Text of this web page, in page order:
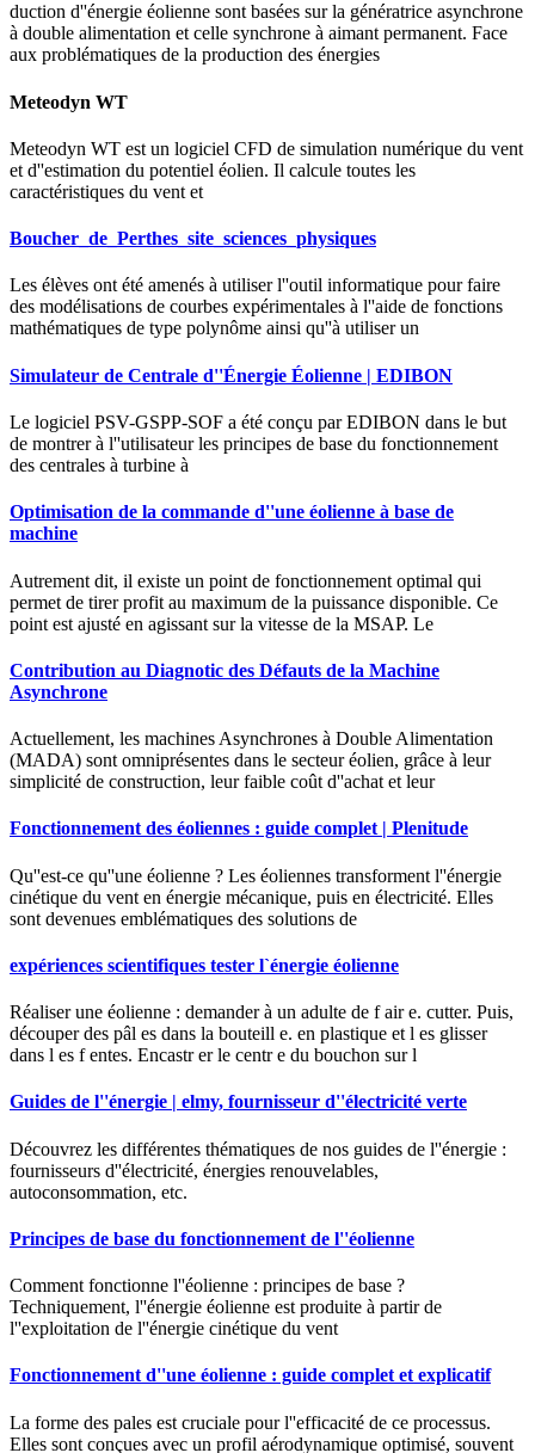
duction d''énergie éolienne sont basées sur la génératrice asynchrone
à double alimentation et celle synchrone à aimant permanent. Face
aux problématiques de la production des énergies
Meteodyn WT
Meteodyn WT est un logiciel CFD de simulation numérique du vent
et d''estimation du potentiel éolien. Il calcule toutes les
caractéristiques du vent et
Boucher_de_Perthes_site_sciences_physiques
Les élèves ont été amenés à utiliser l''outil informatique pour faire
des modélisations de courbes expérimentales à l''aide de fonctions
mathématiques de type polynôme ainsi qu''à utiliser un
Simulateur de Centrale d''Énergie Éolienne | EDIBON
Le logiciel PSV-GSPP-SOF a été conçu par EDIBON dans le but
de montrer à l''utilisateur les principes de base du fonctionnement
des centrales à turbine à
Optimisation de la commande d''une éolienne à base de
machine
Autrement dit, il existe un point de fonctionnement optimal qui
permet de tirer profit au maximum de la puissance disponible. Ce
point est ajusté en agissant sur la vitesse de la MSAP. Le
Contribution au Diagnotic des Défauts de la Machine
Asynchrone
Actuellement, les machines Asynchrones à Double Alimentation
(MADA) sont omniprésentes dans le secteur éolien, grâce à leur
simplicité de construction, leur faible coût d''achat et leur
Fonctionnement des éoliennes : guide complet | Plenitude
Qu''est-ce qu''une éolienne ? Les éoliennes transforment l''énergie
cinétique du vent en énergie mécanique, puis en électricité. Elles
sont devenues emblématiques des solutions de
expériences scientifiques tester l`énergie éolienne
Réaliser une éolienne : demander à un adulte de f air e. cutter. Puis,
découper des pâl es dans la bouteill e. en plastique et l es glisser
dans l es f entes. Encastr er le centr e du bouchon sur l
Guides de l''énergie | elmy, fournisseur d''électricité verte
Découvrez les différentes thématiques de nos guides de l''énergie :
fournisseurs d''électricité, énergies renouvelables,
autoconsommation, etc.
Principes de base du fonctionnement de l''éolienne
Comment fonctionne l''éolienne : principes de base ?
Techniquement, l''énergie éolienne est produite à partir de
l''exploitation de l''énergie cinétique du vent
Fonctionnement d''une éolienne : guide complet et explicatif
La forme des pales est cruciale pour l''efficacité de ce processus.
Elles sont conçues avec un profil aérodynamique optimisé, souvent